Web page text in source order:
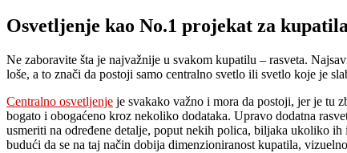
Osvetljenje kao No.1 projekat za kupatila
Ne zaboravite šta je najvažnije u svakom kupatilu – rasveta.
loše, a to znači da postoji samo centralno svetlo ili svetlo koje je
Centralno osvetljenje je svakako važno i mora da postoji, jer je tu
bogato i obogaćeno kroz nekoliko dodataka. Upravo dodatna
usmeriti na određene detalje, poput nekih polica, biljaka ukoliko
budući da se na taj način dobija dimenzioniranost kupatila,